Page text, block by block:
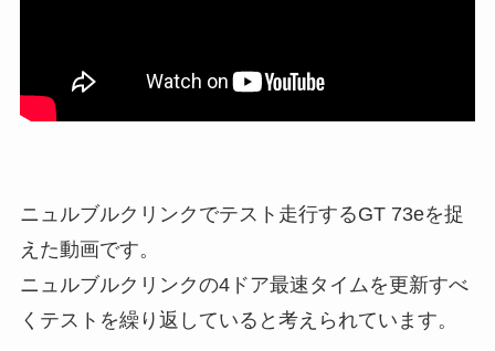
ニュルブルクリンクでテスト走行するGT 73eを捉
えた動画です。
ニュルブルクリンクの4ドア最速タイムを更新すべ
くテストを繰り返していると考えられています。